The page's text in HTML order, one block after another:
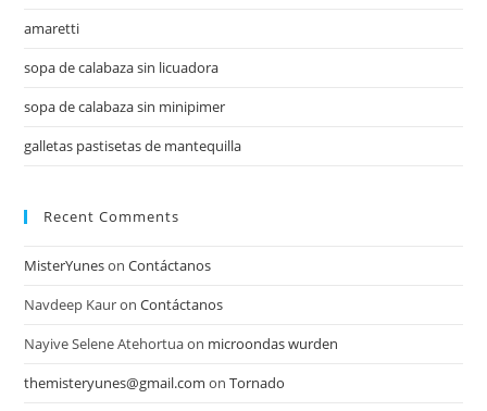
amaretti
sopa de calabaza sin licuadora
sopa de calabaza sin minipimer
galletas pastisetas de mantequilla
Recent Comments
MisterYunesonContáctanos
Navdeep KauronContáctanos
Nayive Selene Atehortuaon microondas wurden
themisteryunes@gmail.com onTornado